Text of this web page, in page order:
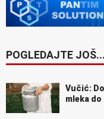
POGLEDAJTE JOŠ...
Vučić:
mleka